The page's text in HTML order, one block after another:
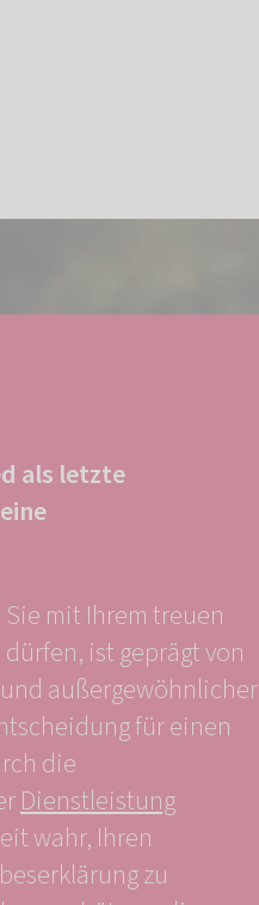
als letzte
mit Ihrem treuen
ist geprägt von
außergewöhnlicher
für einen
die
Dienstleistung
wahr, Ihren
zu